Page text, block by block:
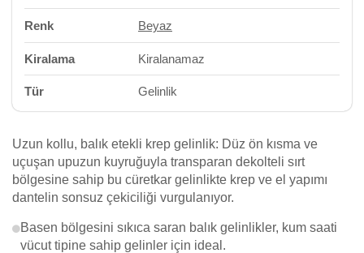
Renk Beyaz
Kiralama Kiralanamaz
Tür Gelinlik
Uzun kollu, balık etekli krep gelinlik: Düz ön kısma ve
uçuşan upuzun kuyruğuyla transparan dekolteli sırt
bölgesine sahip bu cüretkar gelinlikte krep ve el yapımı
dantelin sonsuz çekiciliği vurgulanıyor.
Basen bölgesini sıkıca saran balık gelinlikler, kum saati
vücut tipine sahip gelinler için ideal.